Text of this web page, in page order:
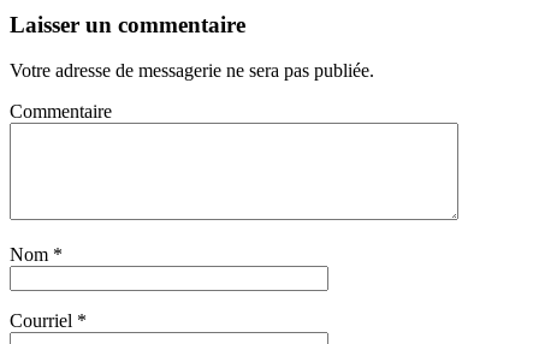
Laisser un commentaire
Votre adresse de messagerie ne sera pas publiée.
Commentaire
Nom *
Courriel *